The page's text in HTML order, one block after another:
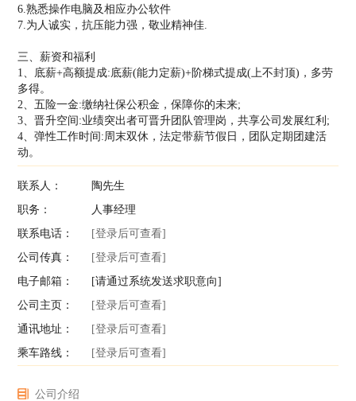
6.熟悉操作电脑及相应办公软件
7.为人诚实，抗压能力强，敬业精神佳.
三、薪资和福利
1、底薪+高额提成:底薪(能力定薪)+阶梯式提成(上不封顶)，多劳
多得。
2、五险一金:缴纳社保公积金，保障你的未来;
3、晋升空间:业绩突出者可晋升团队管理岗，共享公司发展红利;
4、弹性工作时间:周末双休，法定带薪节假日，团队定期团建活
动。
联系人：
陶先生
职务：
人事经理
联系电话：
[登录后可查看]
公司传真：
[登录后可查看]
电子邮箱：
[请通过系统发送求职意向]
公司主页：
[登录后可查看]
通讯地址：
[登录后可查看]
乘车路线：
[登录后可查看]
公司介绍